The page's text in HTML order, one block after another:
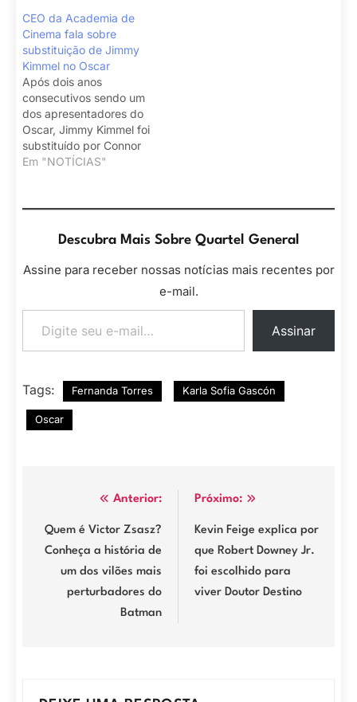
CEO da Academia de
Cinema fala sobre
substituição de Jimmy
Kimmel no Oscar
Após dois anos
consecutivos sendo um
dos apresentadores do
Oscar, Jimmy Kimmel foi
substituído por Connor
O'Brien.
Em "NOTÍCIAS"
Descubra Mais Sobre Quartel General
Assine para receber nossas notícias mais recentes por
e-mail.
Digite seu e-mail…
Assinar
Tags: Fernanda Torres Karla Sofia Gascón
Oscar
Navegação
de
Post
Anterior:
Quem é Victor Zsasz?
Conheça a história de
um dos vilões mais
perturbadores do
Batman
Próximo:
Kevin Feige explica por
que Robert Downey Jr.
foi escolhido para
viver Doutor Destino